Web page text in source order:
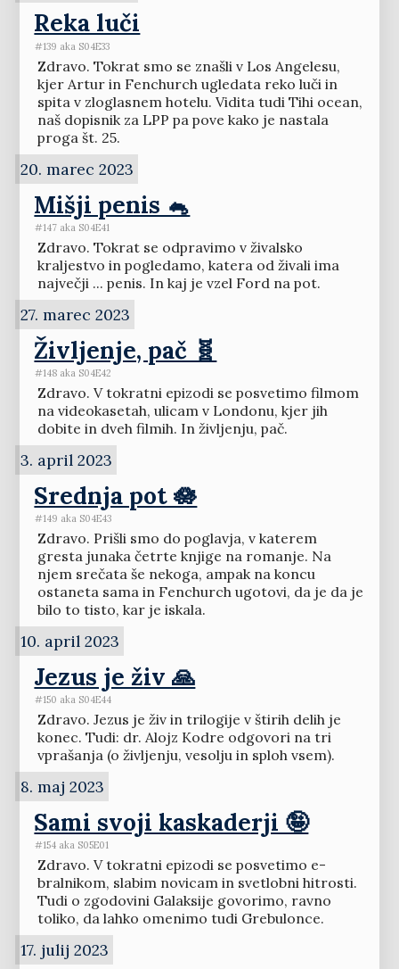
Reka luči
#139 aka S04E33
Zdravo. Tokrat smo se znašli v Los Angelesu,
kjer Artur in Fenchurch ugledata reko luči in
spita v zloglasnem hotelu. Vidita tudi Tihi ocean,
naš dopisnik za LPP pa pove kako je nastala
proga št. 25.
20. marec 2023
Mišji penis 🐁
#147 aka S04E41
Zdravo. Tokrat se odpravimo v živalsko
kraljestvo in pogledamo, katera od živali ima
največji ... penis. In kaj je vzel Ford na pot.
27. marec 2023
Življenje, pač 🧬
#148 aka S04E42
Zdravo. V tokratni epizodi se posvetimo filmom
na videokasetah, ulicam v Londonu, kjer jih
dobite in dveh filmih. In življenju, pač.
3. april 2023
Srednja pot 🪷
#149 aka S04E43
Zdravo. Prišli smo do poglavja, v katerem
gresta junaka četrte knjige na romanje. Na
njem srečata še nekoga, ampak na koncu
ostaneta sama in Fenchurch ugotovi, da je da je
bilo to tisto, kar je iskala.
10. april 2023
Jezus je živ 🙏
#150 aka S04E44
Zdravo. Jezus je živ in trilogije v štirih delih je
konec. Tudi: dr. Alojz Kodre odgovori na tri
vprašanja (o življenju, vesolju in sploh vsem).
8. maj 2023
Sami svoji kaskaderji 🤪
#154 aka S05E01
Zdravo. V tokratni epizodi se posvetimo e-
bralnikom, slabim novicam in svetlobni hitrosti.
Tudi o zgodovini Galaksije govorimo, ravno
toliko, da lahko omenimo tudi Grebulonce.
17. julij 2023